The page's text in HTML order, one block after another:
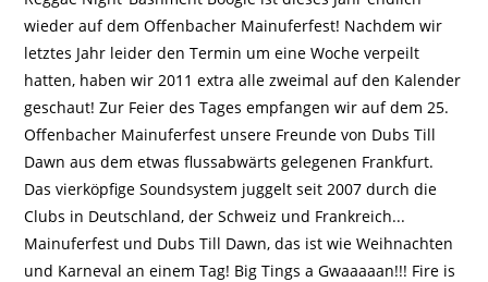
wieder auf dem Offenbacher Mainuferfest! Nachdem wir
letztes Jahr leider den Termin um eine Woche verpeilt
hatten, haben wir 2011 extra alle zweimal auf den Kalender
geschaut! Zur Feier des Tages empfangen wir auf dem 25.
Offenbacher Mainuferfest unsere Freunde von Dubs Till
Dawn aus dem etwas flussabwärts gelegenen Frankfurt.
Das vierköpfige Soundsystem juggelt seit 2007 durch die
Clubs in Deutschland, der Schweiz und Frankreich...
Mainuferfest und Dubs Till Dawn, das ist wie Weihnachten
und Karneval an einem Tag! Big Tings a Gwaaaaan!!! Fire is